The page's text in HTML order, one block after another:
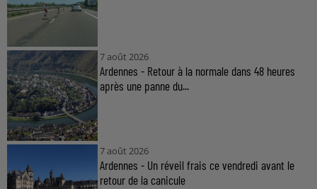
7 août 2026
Ardennes - Retour à la normale dans 48 heures
après une panne du...
7 août 2026
Ardennes - Un réveil frais ce vendredi avant le
retour de la canicule